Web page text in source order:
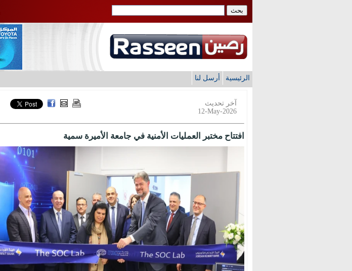
الرئيسية أرسل لنا
آخر تحديث
12-May-2026
افتتاح مختبر العمليات الأمنية في جامعة الأميرة سمية